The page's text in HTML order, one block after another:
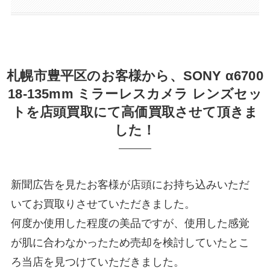
札幌市豊平区のお客様から、SONY α6700
18‐135mm ミラーレスカメラ レンズセッ
トを店頭買取にて高価買取させて頂きま
した！
新聞広告を見たお客様が店頭にお持ち込みいただ
いてお買取りさせていただきました。
何度か使用した程度の美品ですが、使用した感覚
が肌に合わなかったため売却を検討していたとこ
ろ当店を見つけていただきました。